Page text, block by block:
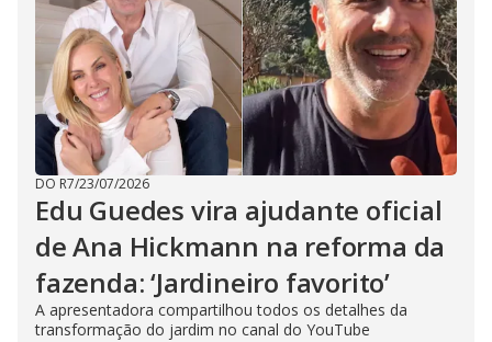
DO R7/23/07/2026
Edu Guedes vira ajudante oficial
de Ana Hickmann na reforma da
fazenda: ‘Jardineiro favorito’
A apresentadora compartilhou todos os detalhes da
transformação do jardim no canal do YouTube